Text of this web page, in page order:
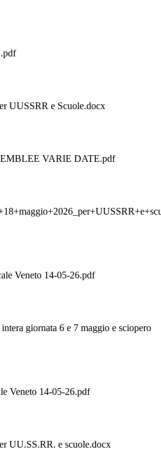
UUSSRR e Scuole.docx
VARIE DATE.pdf
Veneto 14-05-26.pdf
giornata 6 e 7 maggio e sciopero
Veneto 14-05-26.pdf
UU.SS.RR. e scuole.docx